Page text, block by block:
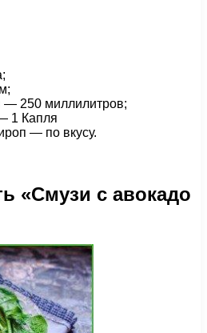
— 250 миллилитров;
1 Капля
— по вкусу.
«Смузи с авокадо